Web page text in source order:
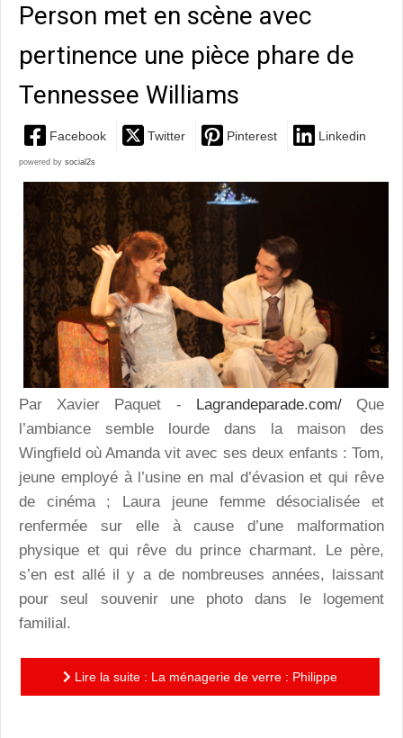
Person met en scène avec
pertinence une pièce phare de
Tennessee Williams
Facebook Twitter Pinterest Linkedin
powered by social2s
Par Xavier Paquet - Lagrandeparade.com/Que
l’ambiance semble lourde dans la maison des
Wingfield où Amanda vit avec ses deux enfants : Tom,
jeune employé à l’usine en mal d’évasion et qui rêve
de cinéma ; Laura jeune femme désocialisée et
renfermée sur elle à cause d’une malformation
physique et qui rêve du prince charmant. Le père,
s’en est allé il y a de nombreuses années, laissant
pour seul souvenir une photo dans le logement
familial.
Lire la suite : La ménagerie de verre : Philippe